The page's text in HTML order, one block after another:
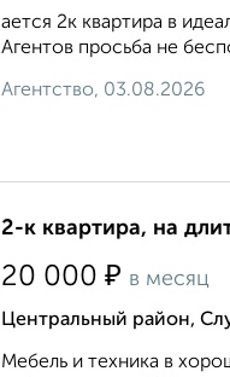
ается 2к квартира в
Агентов просьба не
Агентство, 03.08.2026
2-к квартира, на
20 000 ₽ в месяц
Центральный район,
Мебель и техника в